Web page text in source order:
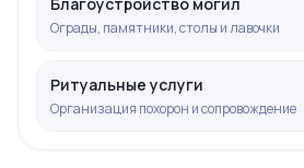
Ограды, памятники, столы и лавочки
Ритуальные услуги
Организация похорон и сопровождение